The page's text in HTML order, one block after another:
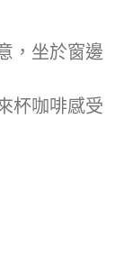
，坐於窗邊
杯咖啡感受